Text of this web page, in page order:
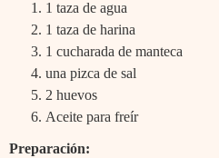
1 taza de agua
1 taza de harina
1 cucharada de manteca
una pizca de sal
2 huevos
Aceite para freír
Preparación: